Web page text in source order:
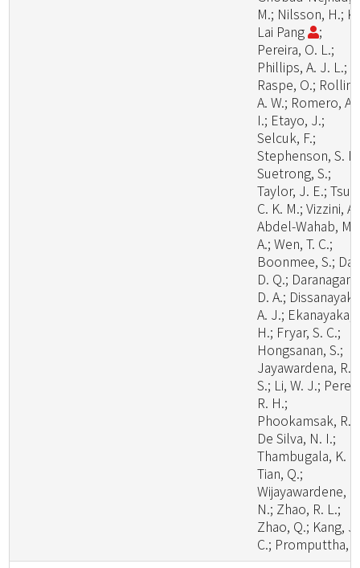
M.; Nilsson, H.;
Lai Pang
;
Pereira, O. L.;
Phillips, A. J. L.;
Raspe, O.;
A. W.; Romero, A.
I.; Etayo, J.;
Selcuk, F.;
Stephenson, S.
Suetrong, S.;
Taylor, J. E.; Tsui,
C. K. M.; Vizzini,
Abdel-Wahab, M.
A.; Wen, T. C.;
Boonmee, S.; Dai,
D. Q.;
D. A.;
A. J.; Ekanayaka,
H.; Fryar, S. C.;
Hongsanan, S.;
Jayawardena, R.
S.; Li, W. J.;
R. H.;
Phookamsak, R.;
De Silva, N. I.;
Thambugala, K.
Tian, Q.;
Wijayawardene,
N.; Zhao, R. L.;
Zhao, Q.; Kang, J.
C.; Promputtha, I.